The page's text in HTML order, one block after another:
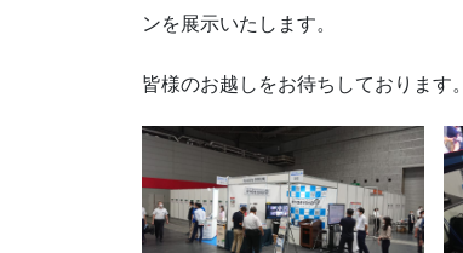
ンを展示いたします。
皆様のお越しをお待ちしております。